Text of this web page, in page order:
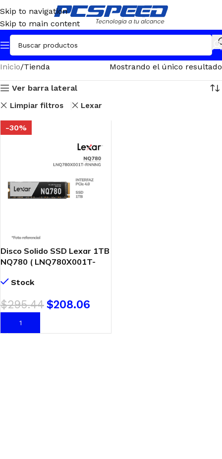
Skip to navigation
Skip to main content
Inicio Tienda Mostrando el único resultado
Ver barra lateral
Limpiar filtros Lexar
-30%
Disco Solido SSD Lexar 1TB
NQ780 ( LNQ780X001T-
Stock
$295.44$208.06
AÑADIR AL CARRITO